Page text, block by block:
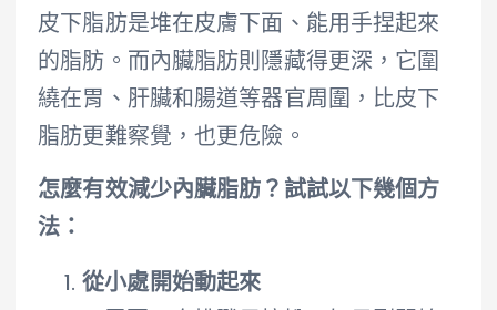
皮下脂肪是堆在皮膚下面、能用手捏起來
的脂肪。而內臟脂肪則隱藏得更深，它圍
繞在胃、肝臟和腸道等器官周圍，比皮下
脂肪更難察覺，也更危險。
怎麼有效減少內臟脂肪？試試以下幾個方
法：
從小處開始動起來